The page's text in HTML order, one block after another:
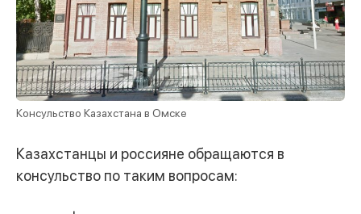
Консульство Казахстана в Омске
Казахстанцы и россияне обращаются в
консульство по таким вопросам: